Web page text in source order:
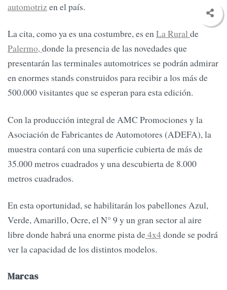
automotrizen el país.
La cita, como ya es una costumbre, es enLa Rural de
Palermo,donde la presencia de las novedades que
presentarán las terminales automotrices se podrán admirar
en enormes stands construidos para recibir a los más de
500.000 visitantes que se esperan para esta edición.
Con la producción integral de AMC Promociones y la
Asociación de Fabricantes de Automotores (ADEFA), la
muestra contará con una superficie cubierta de más de
35.000 metros cuadrados y una descubierta de 8.000
metros cuadrados.
En esta oportunidad, se habilitarán los pabellones Azul,
Verde, Amarillo, Ocre, el N° 9 y un gran sector al aire
libre donde habrá una enorme pista de4x4donde se podrá
ver la capacidad de los distintos modelos.
Marcas